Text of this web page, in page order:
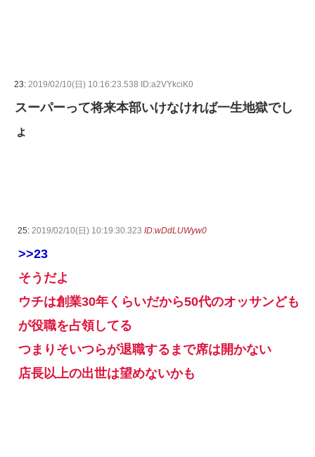
23: 2019/02/10(日) 10:16:23.538 ID:a2VYkciK0
スーパーって将来本部いけなければ一生地獄でし
ょ
25: 2019/02/10(日) 10:19:30.323 ID:wDdLUWyw0
>>23
そうだよ
ウチは創業30年くらいだから50代のオッサンども
が役職を占領してる
つまりそいつらが退職するまで席は開かない
店長以上の出世は望めないかも